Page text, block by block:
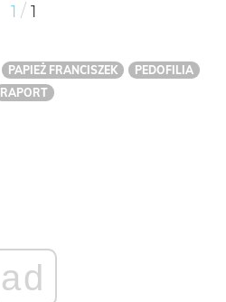
1 / 1
PAPIEŻ FRANCISZEK
PEDOFILIA
RAPORT
ad